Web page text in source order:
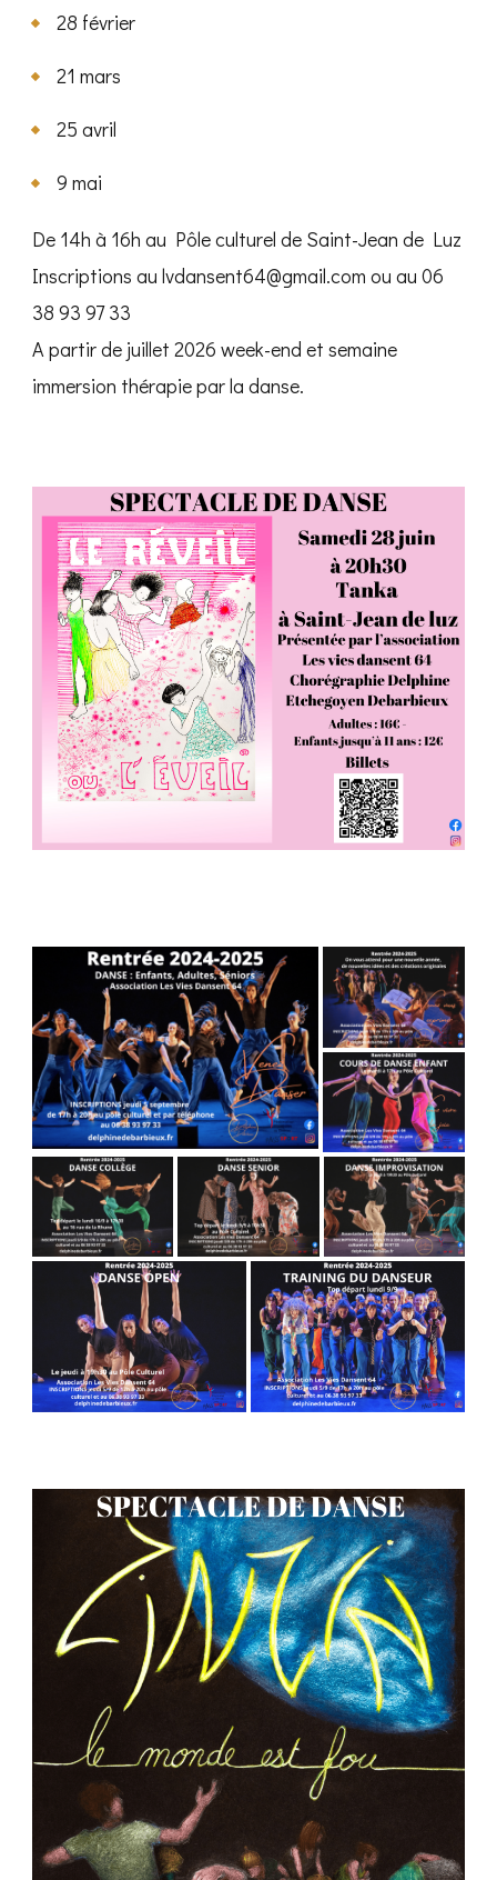
28 février
21 mars
25 avril
9 mai
De 14h à 16h au Pôle culturel de Saint-Jean de Luz
Inscriptions au lvdansent64@gmail.com ou au 06
38 93 97 33
A partir de juillet 2026 week-end et semaine
immersion thérapie par la danse.